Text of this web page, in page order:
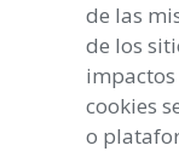
de las
de los
cookies
o